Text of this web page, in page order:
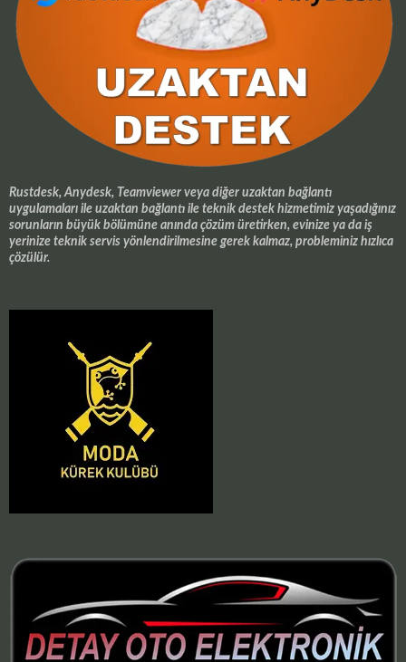
Rustdesk, Anydesk, Teamviewer veya diğer uzaktan bağlantı
uygulamaları ile uzaktan bağlantı ile teknik destek hizmetimiz yaşadığınız
sorunların büyük bölümüne anında çözüm üretirken, evinize ya da iş
yerinize teknik servis yönlendirilmesine gerek kalmaz, probleminiz hızlıca
çözülür.